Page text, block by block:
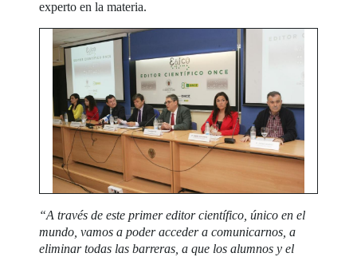
experto en la materia.
“A través de este primer editor científico, único en el
mundo, vamos a poder acceder a comunicarnos, a
eliminar todas las barreras, a que los alumnos y el